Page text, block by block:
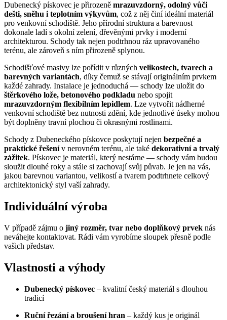
Dubenecký pískovec je přirozeně mrazuvzdorný, odolný vůči
dešti, sněhu i teplotním výkyvům, což z něj činí ideální materiál
pro venkovní schodiště. Jeho přírodní struktura a barevnost
dokonale ladí s okolní zelení, dřevěnými prvky i moderní
architekturou. Schody tak nejen podtrhnou ráz upravovaného
terénu, ale zároveň s ním přirozeně splynou.
Schodišťové masivy lze pořídit v různých velikostech, tvarech a
barevných variantách, díky čemuž se stávají originálním prvkem
každé zahrady. Instalace je jednoduchá — schody lze uložit do
štěrkového lože, betonového podkladu nebo spojit
mrazuvzdorným flexibilním lepidlem. Lze vytvořit nádherné
venkovní schodiště bez nutnosti zdění, kde jednotlivé úseky mohou
být doplněny travní plochou či okrasnými rostlinami.
Schody z Dubeneckého pískovce poskytují nejen bezpečné a
praktické řešenív nerovném terénu, ale také dekorativní a trvalý
zážitek. Pískovec je materiál, který nestárne — schody vám budou
sloužit dlouhé roky a stále si zachovají svůj půvab. Je jen na vás,
jakou barevnou variantou, velikostí a tvarem podtrhnete celkový
architektonický styl vaší zahrady.
Individuální výroba
V případě zájmu o jiný rozměr, tvar nebo doplňkový prvek nás
neváhejte kontaktovat. Rádi vám vyrobíme sloupek přesně podle
vašich představ.
Vlastnosti a výhody
Dubenecký pískovec – kvalitní český materiál s dlouhou
tradicí
Ruční řezání a broušení hran – každý kus je originál